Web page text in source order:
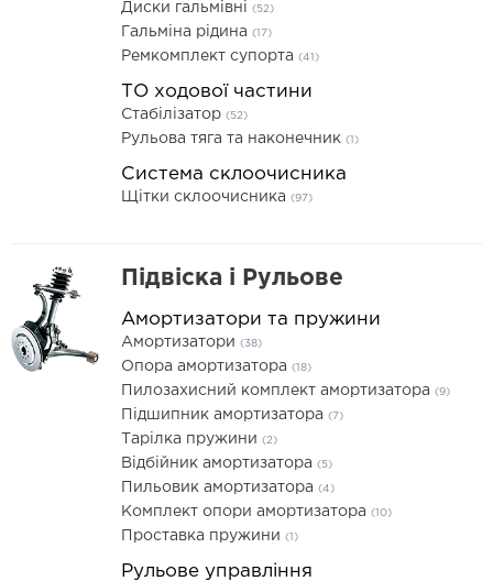
Диски гальмівні (52)
Гальміна рідина (17)
Ремкомплект супорта (41)
ТО ходової частини
Стабілізатор (52)
Рульова тяга та наконечник (1)
Система склоочисника
Щітки склоочисника (97)
Підвіска і Рульове
Амортизатори та пружини
Амортизатори (38)
Опора амортизатора (18)
Пилозахисний комплект амортизатора (9)
Підшипник амортизатора (7)
Тарілка пружини (2)
Відбійник амортизатора (5)
Пильовик амортизатора (4)
Комплект опори амортизатора (10)
Проставка пружини (1)
Рульове управління